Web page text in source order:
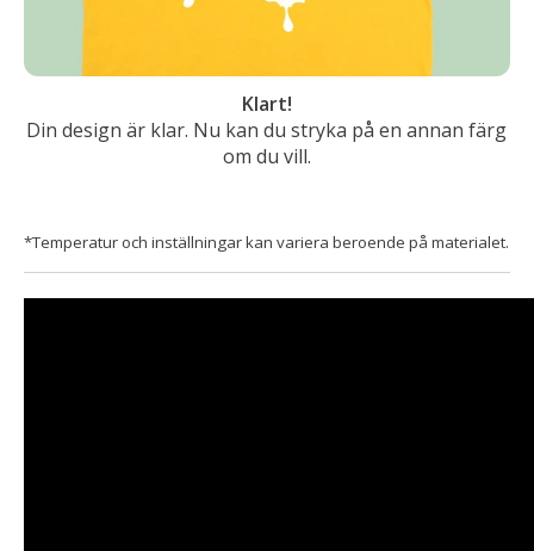
Klart!
Din design är klar. Nu kan du stryka på en annan färg
om du vill.
*Temperatur och inställningar kan variera beroende på materialet.